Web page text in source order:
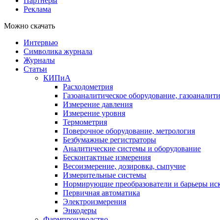
Реклама
Можно скачать
Интервью
Символика журнала
Журналы
Статьи
КИПиА
Расходометрия
Газоаналитическое оборудование,
Измерение давления
Измерение уровня
Термометрия
Поверочное оборудование, метрология
Безбумажные регистраторы
Аналитические системы и оборудование
Бесконтактные измерения
Весоизмерение, дозировка, сыпучие
Измерительные системы
Нормирующие преобразователи и барьеры
Первичная автоматика
Электроизмерения
Энкодеры